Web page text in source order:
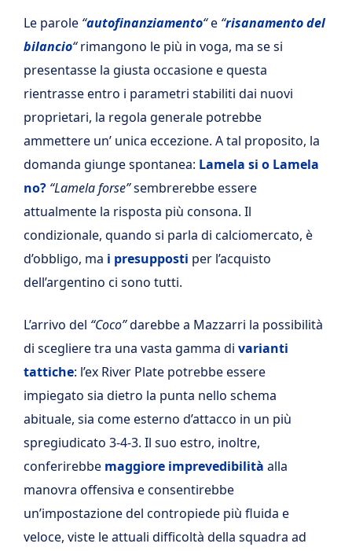
Le parole “autofinanziamento“e “risanamento del
bilancio“rimangono le più in voga, ma se si
presentasse la giusta occasione e questa
rientrasse entro i parametri stabiliti dai nuovi
proprietari, la regola generale potrebbe
ammettere un’ unica eccezione. A tal proposito, la
domanda giunge spontanea: Lamela si o Lamela
no? “Lamela forse”sembrerebbe essere
attualmente la risposta più consona. Il
condizionale, quando si parla di calciomercato, è
d’obbligo, ma i presupposti per l’acquisto
dell’argentino ci sono tutti.
L’arrivo del “Coco”darebbe a Mazzarri la possibilità
di scegliere tra una vasta gamma di varianti
tattiche: l’ex River Plate potrebbe essere
impiegato sia dietro la punta nello schema
abituale, sia come esterno d’attacco in un più
spregiudicato 3-4-3. Il suo estro, inoltre,
conferirebbe maggiore imprevedibilità alla
manovra offensiva e consentirebbe
un’impostazione del contropiede più fluida e
veloce, viste le attuali difficoltà della squadra ad